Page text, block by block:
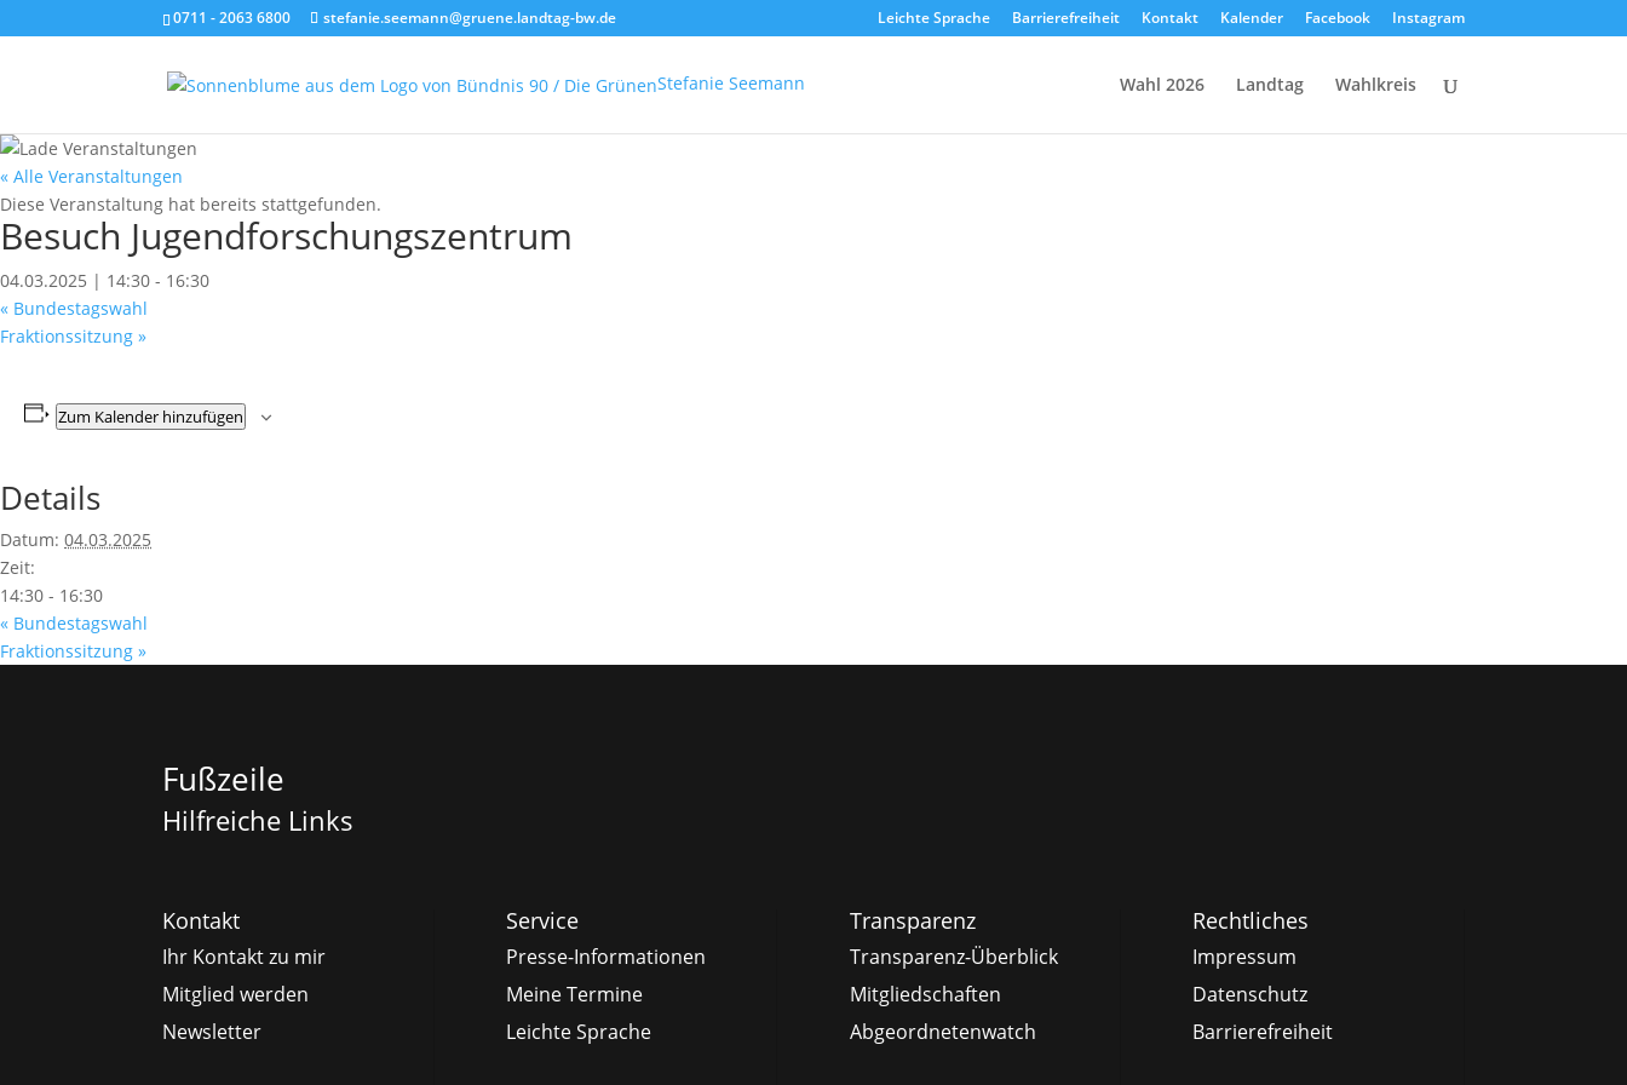
0711 - 2063 6800 stefanie.seemann@gruene.landtag-bw.de Leichte Sprache Barrierefreiheit Kontakt Kalender Facebook Instagram
Stefanie Seemann Wahl 2026 Landtag Wahlkreis
« Alle Veranstaltungen
Diese Veranstaltung hat bereits stattgefunden.
Besuch Jugendforschungszentrum
04.03.2025 | 14:30 - 16:30
« Bundestagswahl
Fraktionssitzung »
Zum Kalender hinzufügen
Details
Datum: 04.03.2025
Zeit:
14:30 - 16:30
« Bundestagswahl
Fraktionssitzung »
Fußzeile
Hilfreiche Links
Kontakt
Ihr Kontakt zu mir
Mitglied werden
Newsletter
Service
Presse-Informationen
Meine Termine
Leichte Sprache
Transparenz
Transparenz-Überblick
Mitgliedschaften
Abgeordnetenwatch
Rechtliches
Impressum
Datenschutz
Barrierefreiheit